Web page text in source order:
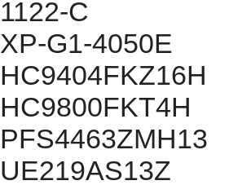
1122-C
XP-G1-4050E
HC9404FKZ16H
HC9800FKT4H
PFS4463ZMH13
UE219AS13Z